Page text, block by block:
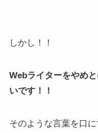
しかし！！
Webライターをやめ
いです！！
そのような言葉を口に